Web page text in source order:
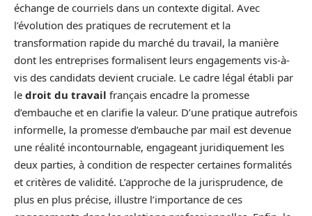
échange de courriels dans un contexte digital. Avec
l’évolution des pratiques de recrutement et la
transformation rapide du marché du travail, la manière
dont les entreprises formalisent leurs engagements vis-à-
vis des candidats devient cruciale. Le cadre légal établi par
le droit du travail français encadre la promesse
d’embauche et en clarifie la valeur. D’une pratique autrefois
informelle, la promesse d’embauche par mail est devenue
une réalité incontournable, engageant juridiquement les
deux parties, à condition de respecter certaines formalités
et critères de validité. L’approche de la jurisprudence, de
plus en plus précise, illustre l’importance de ces